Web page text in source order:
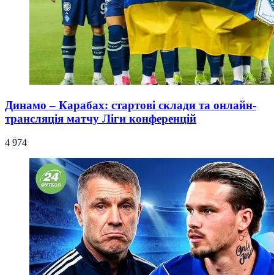
Динамо – Карабах: стартові склади та онлайн-
трансляція матчу Ліги конференцій
4 974